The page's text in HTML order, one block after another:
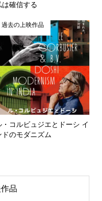
は確信する
過去の上映作品
・コルビュジエとドーシ イ
ドのモダニズム
品